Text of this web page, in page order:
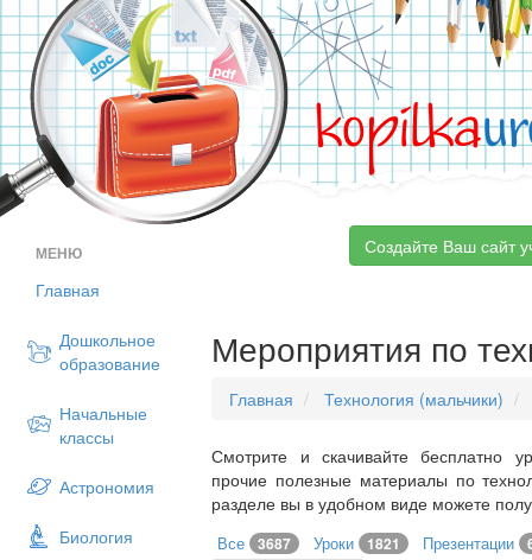
kopilka
МЕНЮ
Главная
Дошкольное
образование
Начальные
классы
Астрономия
Биология
Создайте Ваш сайт
Мероприятия по
Главная Технология (мальчики)
Смотрите и скачивайте бесплатно
прочие полезные материалы по
разделе вы в удобном виде можете
Все 3687 Уроки 1821 Презентации